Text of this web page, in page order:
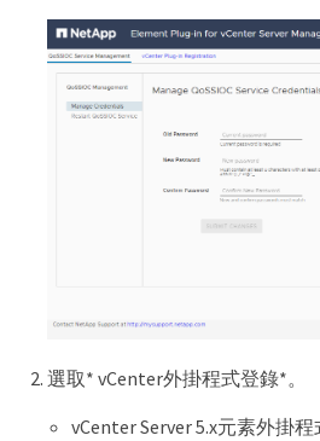
選取* vCenter外掛程式登錄*。
vCenter Server 5.x元素外掛